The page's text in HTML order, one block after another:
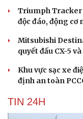
Triumph Tracker
độc đáo, động cơ
Mitsubishi
quyết đấu CX-5
Khu vực sạc xe
định an toàn
TIN 24H